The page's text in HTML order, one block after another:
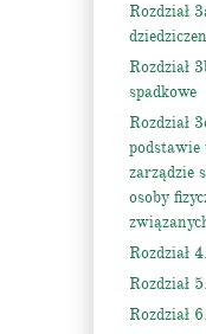
Rozdział
Rozdział
spadkowe
Rozdział
zarządzie
osoby
Rozdział
Rozdział
Rozdział